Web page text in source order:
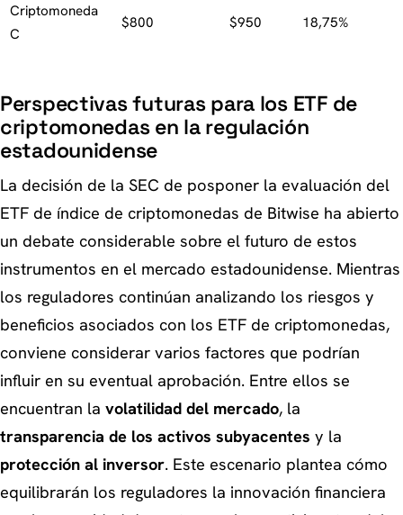
Criptomoneda
C
$800 $950 18,75%
Perspectivas futuras para los ETF de
criptomonedas en la regulación
estadounidense
La decisión de la SEC de posponer la evaluación del
ETF de índice de criptomonedas de Bitwise ha abierto
un debate considerable sobre el futuro de estos
instrumentos en el mercado estadounidense. Mientras
los reguladores continúan analizando los riesgos y
beneficios asociados con los ETF de criptomonedas,
conviene considerar varios factores que podrían
influir en su eventual aprobación. Entre ellos se
encuentran la volatilidad del mercado, la
transparencia de los activos subyacentes y la
protección al inversor. Este escenario plantea cómo
equilibrarán los reguladores la innovación financiera